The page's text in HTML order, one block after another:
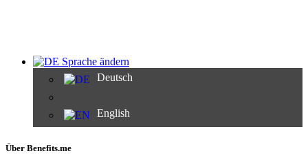
Sprache ändern
Deutsch
English
Über Benefits.me